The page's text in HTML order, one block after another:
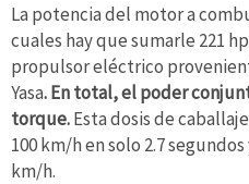
La potencia del motor a
cuales hay que sumarle 221
propulsor eléctrico
Yasa. En total, el poder
torque.Esta dosis de
100 km/h en solo 2.7
km/h.